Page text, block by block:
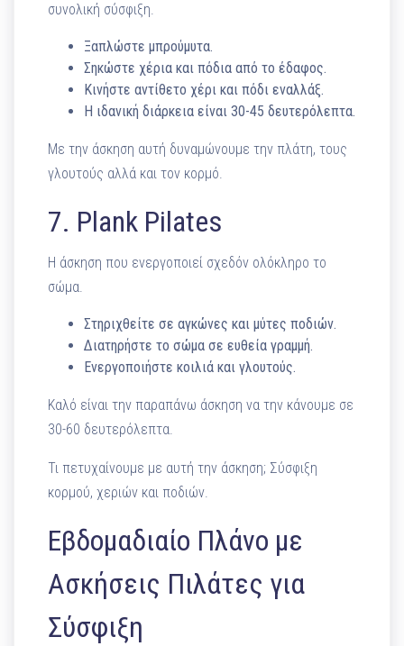
συνολική σύσφιξη.
Ξαπλώστε μπρούμυτα.
Σηκώστε χέρια και πόδια από το έδαφος.
Κινήστε αντίθετο χέρι και πόδι εναλλάξ.
Η ιδανική διάρκεια είναι 30-45 δευτερόλεπτα.
Με την άσκηση αυτή δυναμώνουμε την πλάτη, τους
γλουτούς αλλά και τον κορμό.
7. Plank Pilates
Η άσκηση που ενεργοποιεί σχεδόν ολόκληρο το
σώμα.
Στηριχθείτε σε αγκώνες και μύτες ποδιών.
Διατηρήστε το σώμα σε ευθεία γραμμή.
Ενεργοποιήστε κοιλιά και γλουτούς.
Καλό είναι την παραπάνω άσκηση να την κάνουμε σε
30-60 δευτερόλεπτα.
Τι πετυχαίνουμε με αυτή την άσκηση; Σύσφιξη
κορμού, χεριών και ποδιών.
Εβδομαδιαίο Πλάνο με
Ασκήσεις Πιλάτες για
Σύσφιξη